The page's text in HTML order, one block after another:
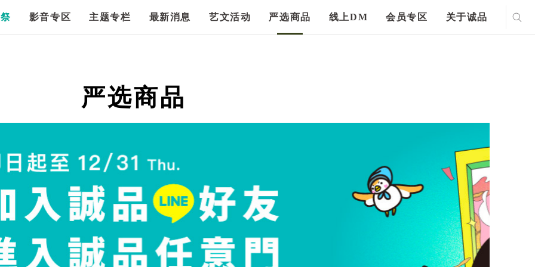
影音专区 主题专栏 最新消息 艺文活动 严选商品 线上DM 会员专区 关于诚品
严选商品